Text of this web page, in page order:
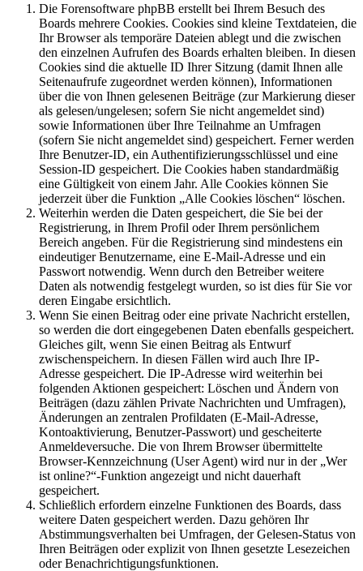
Die Forensoftware phpBB erstellt bei Ihrem Besuch des
Boards mehrere Cookies. Cookies sind kleine Textdateien, die
Ihr Browser als temporäre Dateien ablegt und die zwischen
den einzelnen Aufrufen des Boards erhalten bleiben. In diesen
Cookies sind die aktuelle ID Ihrer Sitzung (damit Ihnen alle
Seitenaufrufe zugeordnet werden können), Informationen
über die von Ihnen gelesenen Beiträge (zur Markierung dieser
als gelesen/ungelesen; sofern Sie nicht angemeldet sind)
sowie Informationen über Ihre Teilnahme an Umfragen
(sofern Sie nicht angemeldet sind) gespeichert. Ferner werden
Ihre Benutzer-ID, ein Authentifizierungsschlüssel und eine
Session-ID gespeichert. Die Cookies haben standardmäßig
eine Gültigkeit von einem Jahr. Alle Cookies können Sie
jederzeit über die Funktion „Alle Cookies löschen“ löschen.
Weiterhin werden die Daten gespeichert, die Sie bei der
Registrierung, in Ihrem Profil oder Ihrem persönlichem
Bereich angeben. Für die Registrierung sind mindestens ein
eindeutiger Benutzername, eine E-Mail-Adresse und ein
Passwort notwendig. Wenn durch den Betreiber weitere
Daten als notwendig festgelegt wurden, so ist dies für Sie vor
deren Eingabe ersichtlich.
Wenn Sie einen Beitrag oder eine private Nachricht erstellen,
so werden die dort eingegebenen Daten ebenfalls gespeichert.
Gleiches gilt, wenn Sie einen Beitrag als Entwurf
zwischenspeichern. In diesen Fällen wird auch Ihre IP-
Adresse gespeichert. Die IP-Adresse wird weiterhin bei
folgenden Aktionen gespeichert: Löschen und Ändern von
Beiträgen (dazu zählen Private Nachrichten und Umfragen),
Änderungen an zentralen Profildaten (E-Mail-Adresse,
Kontoaktivierung, Benutzer-Passwort) und gescheiterte
Anmeldeversuche. Die von Ihrem Browser übermittelte
Browser-Kennzeichnung (User Agent) wird nur in der „Wer
ist online?“-Funktion angezeigt und nicht dauerhaft
gespeichert.
Schließlich erfordern einzelne Funktionen des Boards, dass
weitere Daten gespeichert werden. Dazu gehören Ihr
Abstimmungsverhalten bei Umfragen, der Gelesen-Status von
Ihren Beiträgen oder explizit von Ihnen gesetzte Lesezeichen
oder Benachrichtigungsfunktionen.